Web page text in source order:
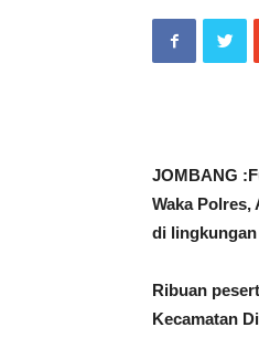
JOMBANG
Waka Polres,
di
Ribuan
Kecamatan